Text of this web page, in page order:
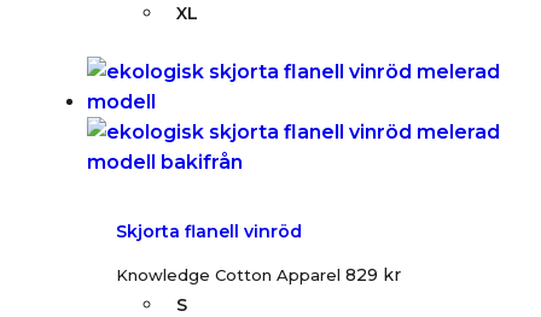
XL
Skjorta flanell vinröd
Knowledge Cotton Apparel 829 kr
S